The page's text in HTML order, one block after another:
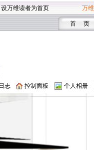
设万维读者为首页 万
首 页
志 控制面板 个人相册